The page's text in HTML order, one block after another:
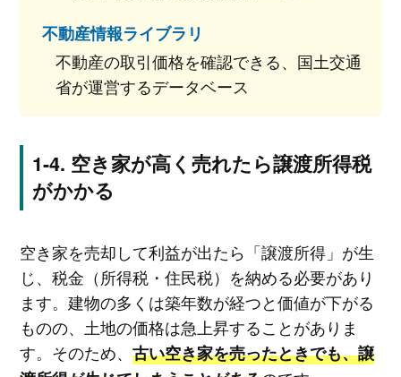
不動産情報ライブラリ
不動産の取引価格を確認できる、国土交通
省が運営するデータベース
空き家が高く売れたら譲渡所得税
がかかる
空き家を売却して利益が出たら「譲渡所得」が生
じ、税金（所得税・住民税）を納める必要があり
ます。建物の多くは築年数が経つと価値が下がる
ものの、土地の価格は急上昇することがありま
す。そのため、 古い空き家を売ったときでも、譲